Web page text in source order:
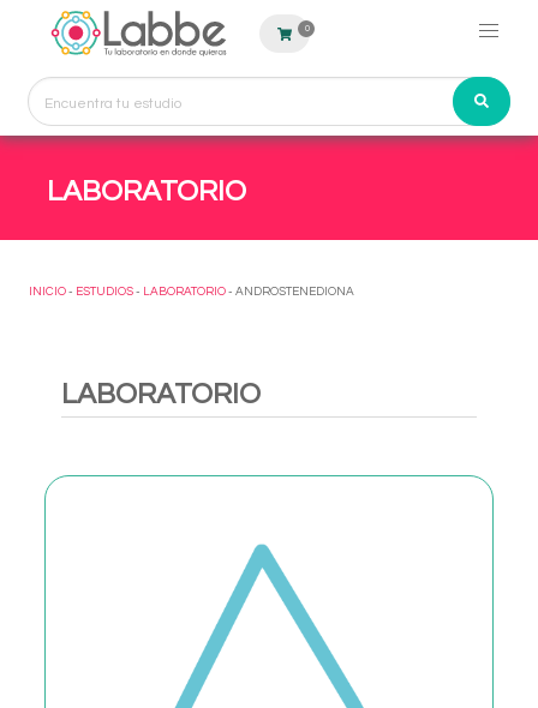
0
LABORATORIO
INICIO - ESTUDIOS - LABORATORIO - ANDROSTENEDIONA
LABORATORIO